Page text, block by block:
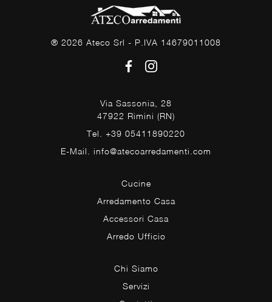
® 2026 Ateco Srl - P.IVA 14679011008
Via Sassonia, 28
47922 Rimini (RN)
Tel. +39 05411890220
E-Mail. info@atecoarredamenti.com
Cucine
Arredamento Casa
Accessori Casa
Arredo Ufficio
Chi Siamo
Servizi